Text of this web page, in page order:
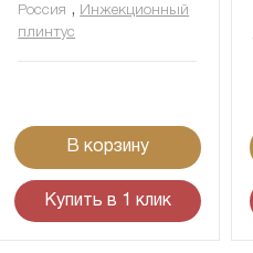
Россия , Инжекционный
плинтус
В корзину
Купить в 1 клик